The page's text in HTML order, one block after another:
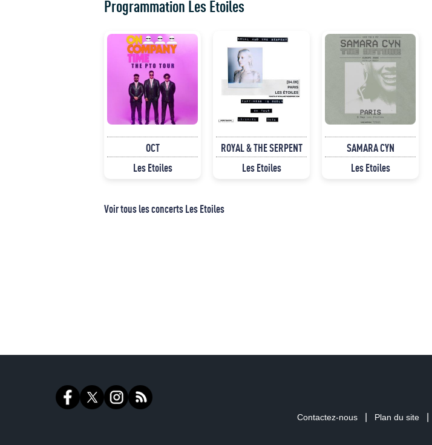
Programmation Les Etoiles
OCT
Les Etoiles
ROYAL & THE SERPENT
Les Etoiles
SAMARA CYN
Les Etoiles
Voir tous les concerts Les Etoiles
Contactez-nous Plan du site